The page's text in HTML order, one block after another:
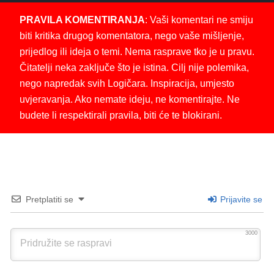
PRAVILA KOMENTIRANJA: Vaši komentari ne smiju
biti kritika drugog komentatora, nego vaše mišljenje,
prijedlog ili ideja o temi. Nema rasprave tko je u pravu.
Čitatelji neka zaključe što je istina. Cilj nije polemika,
nego napredak svih Logičara. Inspiracija, umjesto
uvjeravanja. Ako nemate ideju, ne komentirajte. Ne
budete li respektirali pravila, biti će te blokirani.
Pretplatiti se Prijavite se
3000